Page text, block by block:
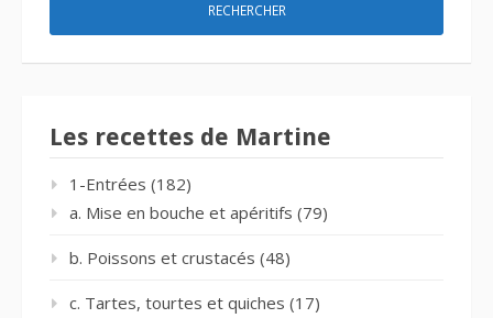
Les recettes de Martine
1-Entrées (182)
a. Mise en bouche et apéritifs (79)
b. Poissons et crustacés (48)
c. Tartes, tourtes et quiches (17)